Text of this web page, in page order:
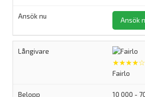
Ansök
★★★★☆
Fairlo
10 000 -